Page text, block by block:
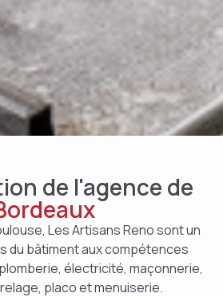
de l'agence de
Les Artisans Reno sont un
du bâtiment aux compétences
électricité, maçonnerie,
placo et menuiserie.